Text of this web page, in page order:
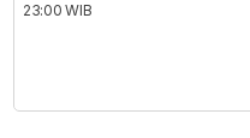
23:00 WIB